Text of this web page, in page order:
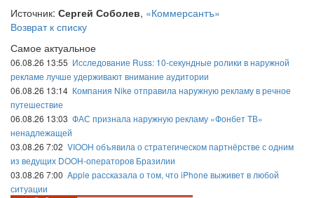
Источник: Сергей Соболев, «Коммерсантъ»
Возврат к списку
Самое актуальное
06.08.26 13:55 Исследование Russ: 10-секундные ролики в наружной
рекламе лучше удерживают внимание аудитории
06.08.26 13:14 Компания Nike отправила наружную рекламу в речное
путешествие
06.08.26 13:03 ФАС признала наружную рекламу «Фонбет ТВ»
ненадлежащей
03.08.26 7:02 VIOOH объявила о стратегическом партнёрстве с одним
из ведущих DOOH-операторов Бразилии
03.08.26 7:00 Apple рассказала о том, что iPhone выживет в любой
ситуации